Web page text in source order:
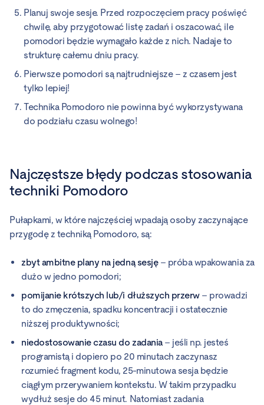
Planuj swoje sesje. Przed rozpoczęciem pracy poświęć
chwilę, aby przygotować listę zadań i oszacować, ile
pomodori będzie wymagało każde z nich. Nadaje to
strukturę całemu dniu pracy.
Pierwsze pomodori są najtrudniejsze – z czasem jest
tylko lepiej!
Technika Pomodoro nie powinna być wykorzystywana
do podziału czasu wolnego!
Najczęstsze błędy podczas stosowania
techniki Pomodoro
Pułapkami, w które najczęściej wpadają osoby zaczynające
przygodę z techniką Pomodoro, są:
zbyt ambitne plany na jedną sesję– próba wpakowania za
dużo w jedno pomodori;
pomijanie krótszych lub/i dłuższych przerw– prowadzi
to do zmęczenia, spadku koncentracji i ostatecznie
niższej produktywności;
niedostosowanie czasu do zadania – jeśli np. jesteś
programistą i dopiero po 20 minutach zaczynasz
rozumieć fragment kodu, 25-minutowa sesja będzie
ciągłym przerywaniem kontekstu. W takim przypadku
wydłuż sesje do 45 minut. Natomiast zadania